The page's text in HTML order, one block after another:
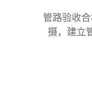
管路验收
摄，建立